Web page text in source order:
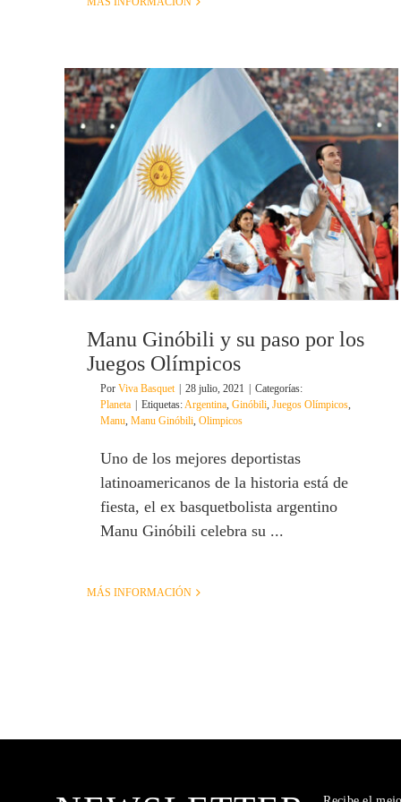
Manu Ginóbili y su paso por los
Juegos Olímpicos
Por Viva Basquet 28 julio, 2021
Categorías:
Planeta
Etiquetas:Argentina, Ginóbili, Juegos Olímpicos,
Manu, Manu Ginóbili, Olimpicos
Uno de los mejores deportistas
latinoamericanos de la historia está de
fiesta, el ex basquetbolista argentino
Manu Ginóbili celebra su ...
MÁS INFORMACIÓN